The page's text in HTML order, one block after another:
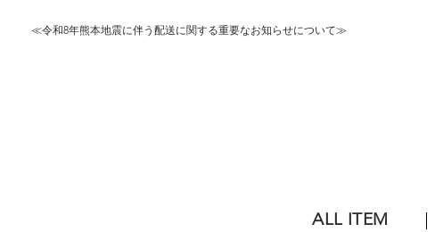
≪令和8年熊本地震に伴う配送に関する重要なお知らせについて≫
ALL ITEM